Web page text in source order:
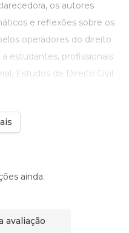
os autores
e reflexões sobre os
operadores do direito
estudantes, profissionais
Estudos de Direito Civil
ainda.
avaliação